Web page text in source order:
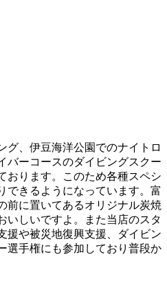
グ、伊豆海洋公園でのナイトロ
バーコースのダイビングスクー
おります。このため各種スペシ
できるようになっています。富
前に置いてあるオリジナル炭焼
いしいですよ。また当店のスタ
援や被災地復興支援、ダイビン
選手権にも参加しており普段か